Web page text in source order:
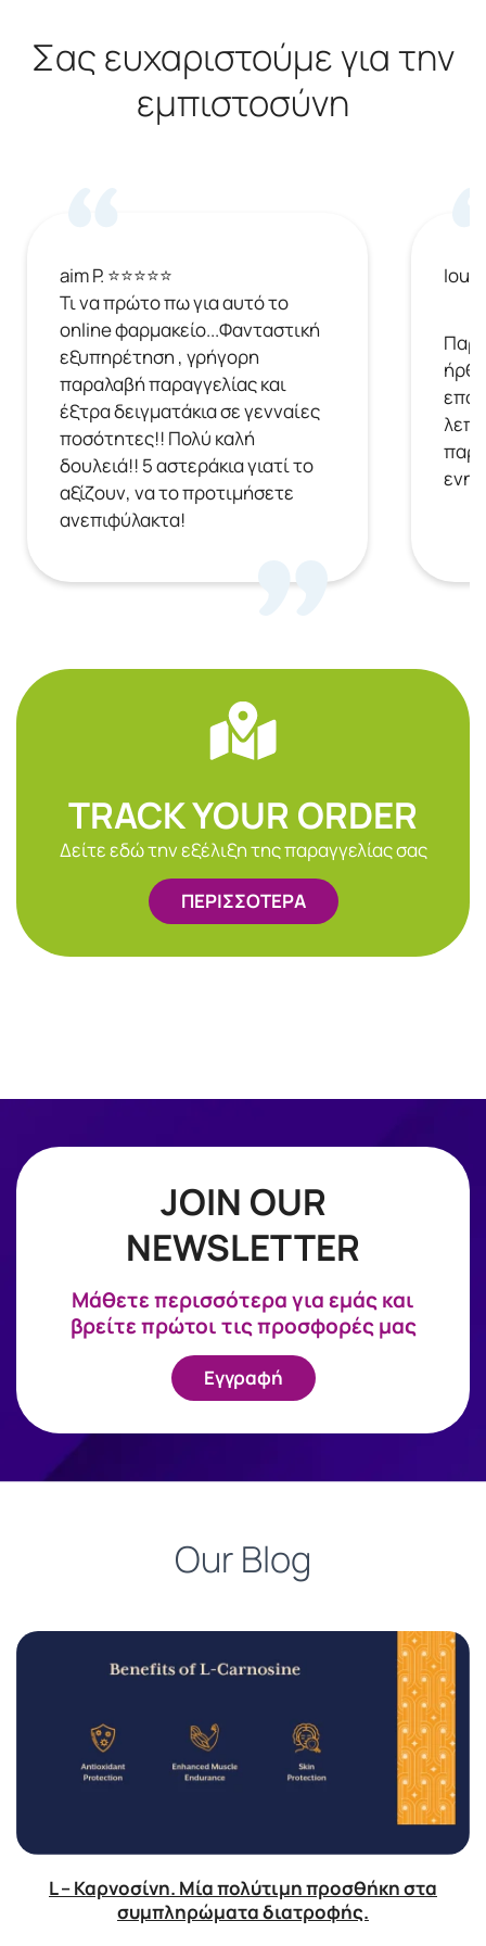
Σας ευχαριστούμε για την
εμπιστοσύνη
aim P. ⭐⭐⭐⭐⭐
Τι να πρώτο πω για αυτό το
online φαρμακείο...Φανταστική
εξυπηρέτηση , γρήγορη
παραλαβή παραγγελίας και
έξτρα δειγματάκια σε γενναίες
ποσότητες!! Πολύ καλή
δουλειά!! 5 αστεράκια γιατί το
αξίζουν, να το προτιμήσετε
ανεπιφύλακτα!
Ioulia
TRACK YOUR ORDER
Δείτε εδώ την εξέλιξη της παραγγελίας σας
ΠΕΡΙΣΣΟΤΕΡΑ
JOIN OUR
NEWSLETTER
Mάθετε περισσότερα για εμάς και
βρείτε πρώτοι τις προσφορές μας
Εγγραφή
Our Blog
L – Καρνοσίνη. Μία πολύτιμη προσθήκη στα
συμπληρώματα διατροφής.